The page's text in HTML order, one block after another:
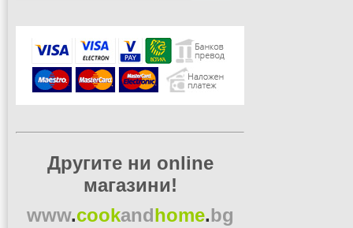
Другите ни online
магазини!
www.cookandhome.bg